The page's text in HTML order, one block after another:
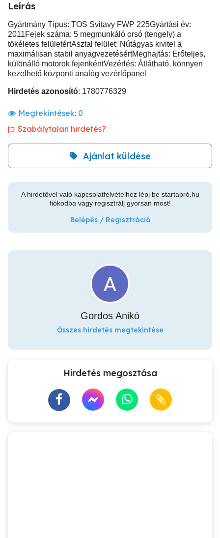
Leírás
Gyártmány Típus: TOS Svitavy FWP 225Gyártási év:
2011Fejek száma: 5 megmunkáló orsó (tengely) a
tökéletes felületértAsztal felület: Nútágyas kivitel a
maximálisan stabil anyagvezetésértMeghajtás: Erőteljes,
különálló motorok fejenkéntVezérlés: Átlátható, könnyen
kezelhető központi analóg vezérlőpanel
Hirdetés azonosító: 1780776329
Megtekintések: 0
Szabálytalan hirdetés?
Ajánlat küldése
A hirdetővel való kapcsolatfelvételhez lépj be startapró.hu
fiókodba vagy regisztrálj gyorsan most!
Belépés / Regisztráció
Gordos Anikó
Összes hirdetés megtekintése
Hirdetés megosztása